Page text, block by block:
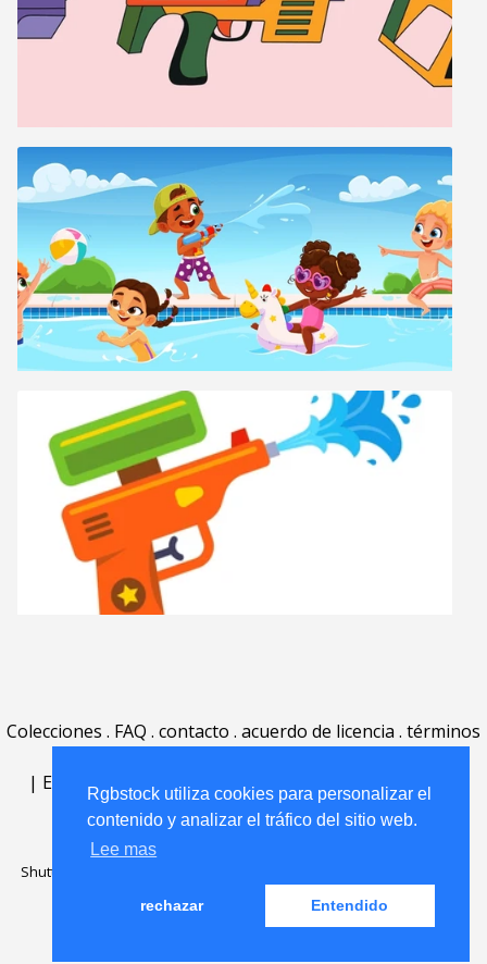
Rgbstock utiliza cookies para personalizar el
contenido y analizar el tráfico del sitio web.
Lee mas
rechazar Entendido
Colecciones . FAQ . contacto . acuerdo de licencia . términos
| English | Deutsch| Español Português
Nederlands|
Shutterstock official partner of Rgbstock
Rgbstock